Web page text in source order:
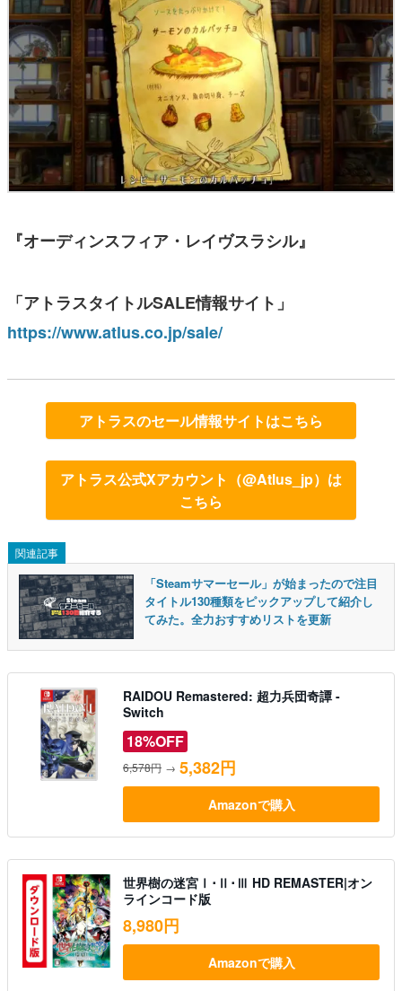
『オーディンスフィア・レイヴスラシル』
「アトラスタイトルSALE情報サイト」
https://www.atlus.co.jp/sale/
アトラスのセール情報サイトはこちら
アトラス公式Xアカウント（@Atlus_jp）は
こちら
関連記事
「Steamサマーセール」が始まったので注目
タイトル130種類をピックアップして紹介し
てみた。全力おすすめリストを更新
RAIDOU Remastered: 超力兵団奇譚 -
Switch
18%OFF
6,578円 → 5,382円
Amazonで購入
世界樹の迷宮Ⅰ･Ⅱ･Ⅲ HD REMASTER|オン
ラインコード版
8,980円
Amazonで購入